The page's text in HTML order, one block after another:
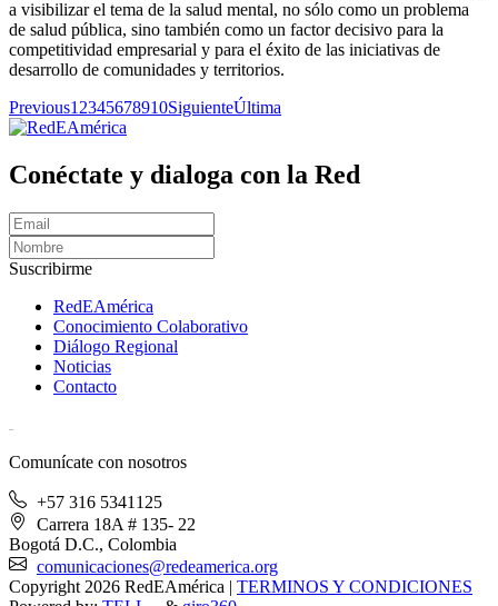
a visibilizar el tema de la salud mental, no sólo como un problema
de salud pública, sino también como un factor decisivo para la
competitividad empresarial y para el éxito de las iniciativas de
desarrollo de comunidades y territorios.
Previous1 2345678910SiguienteÚltima
Conéctate y dialoga con la Red
Suscribirme
RedEAmérica
Conocimiento Colaborativo
Diálogo Regional
Noticias
Contacto
Comunícate con nosotros
+57 316 5341125
Carrera 18A # 135- 22
Bogotá D.C., Colombia
comunicaciones@redeamerica.org
Copyright 2026 RedEAmérica | TERMINOS Y CONDICIONES